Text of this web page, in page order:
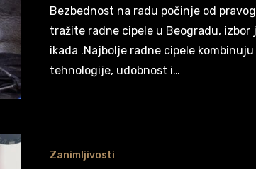
Bezbednost na radu počinje od pravog izbora obuće – a ako
tražite radne cipele u Beogradu, izbor
ikada .Najbolje radne cipele
tehnologije, udobnost i…
Zanimljivosti